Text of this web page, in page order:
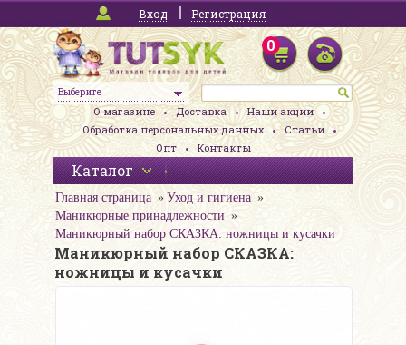
Вход Регистрация
Выберите
0
О магазине Доставка
Наши акции
Обработка персональных данных
Статьи
Опт
Контакты
Каталог
Главная страница
Уход и гигиена
Маникюрные принадлежности
Маникюрный набор СКАЗКА: ножницы и кусачки
Маникюрный набор СКАЗКА:
ножницы и кусачки